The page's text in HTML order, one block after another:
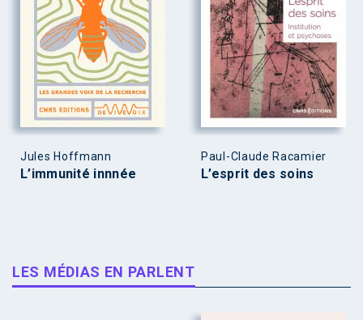
Jules Hoffmann
L’immunité innnée
Paul-Claude Racamier
L’esprit des soins
LES MÉDIAS EN PARLENT